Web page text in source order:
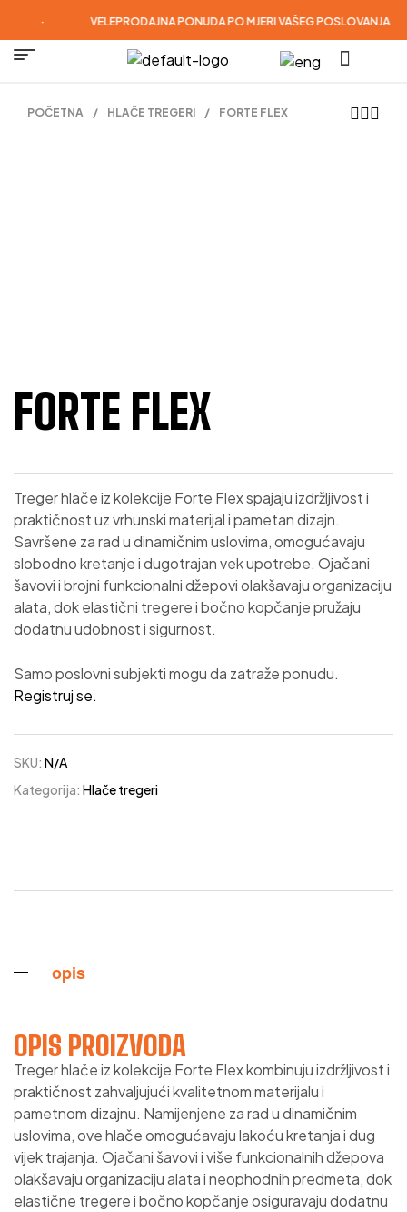
VELEPRODAJNA PONUDA PO MJERI VAŠEG POSLOVANJA
POČETNA / HLAČE TREGERI / FORTE FLEX
FORTE FLEX
Treger hlače iz kolekcije Forte Flex spajaju izdržljivost i
praktičnost uz vrhunski materijal i pametan dizajn.
Savršene za rad u dinamičnim uslovima, omogućavaju
slobodno kretanje i dugotrajan vek upotrebe. Ojačani
šavovi i brojni funkcionalni džepovi olakšavaju organizaciju
alata, dok elastični tregere i bočno kopčanje pružaju
dodatnu udobnost i sigurnost.
Samo poslovni subjekti mogu da zatraže ponudu.
Registruj se.
SKU: N/A
Kategorija: Hlače tregeri
opis
OPIS PROIZVODA
Treger hlače iz kolekcije Forte Flex kombinuju izdržljivost i
praktičnost zahvaljujući kvalitetnom materijalu i
pametnom dizajnu. Namijenjene za rad u dinamičnim
uslovima, ove hlače omogućavaju lakoću kretanja i dug
vijek trajanja. Ojačani šavovi i više funkcionalnih džepova
olakšavaju organizaciju alata i neophodnih predmeta, dok
elastične tregere i bočno kopčanje osiguravaju dodatnu